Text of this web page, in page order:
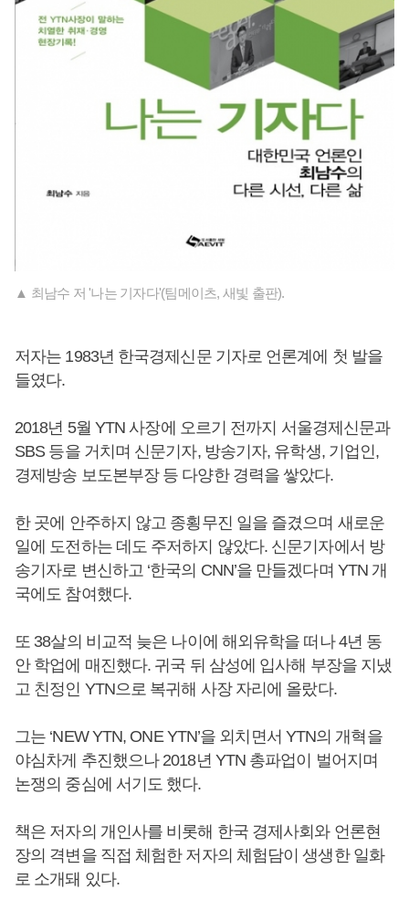
▲ 최남수 저 '나는 기자다'(팀메이츠, 새빛 출판).
저자는 1983년 한국경제신문 기자로 언론계에 첫 발을
들였다.
2018년 5월 YTN 사장에 오르기 전까지 서울경제신문과
SBS 등을 거치며 신문기자, 방송기자, 유학생, 기업인,
경제방송 보도본부장 등 다양한 경력을 쌓았다.
한 곳에 안주하지 않고 종횡무진 일을 즐겼으며 새로운
일에 도전하는 데도 주저하지 않았다. 신문기자에서 방
송기자로 변신하고 ‘한국의 CNN’을 만들겠다며 YTN 개
국에도 참여했다.
또 38살의 비교적 늦은 나이에 해외유학을 떠나 4년 동
안 학업에 매진했다. 귀국 뒤 삼성에 입사해 부장을 지냈
고 친정인 YTN으로 복귀해 사장 자리에 올랐다.
그는 ‘NEW YTN, ONE YTN’을 외치면서 YTN의 개혁을
야심차게 추진했으나 2018년 YTN 총파업이 벌어지며
논쟁의 중심에 서기도 했다.
책은 저자의 개인사를 비롯해 한국 경제사회와 언론현
장의 격변을 직접 체험한 저자의 체험담이 생생한 일화
로 소개돼 있다.